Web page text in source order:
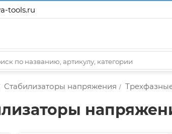
tools.ru
Стабилизаторы напряжения /